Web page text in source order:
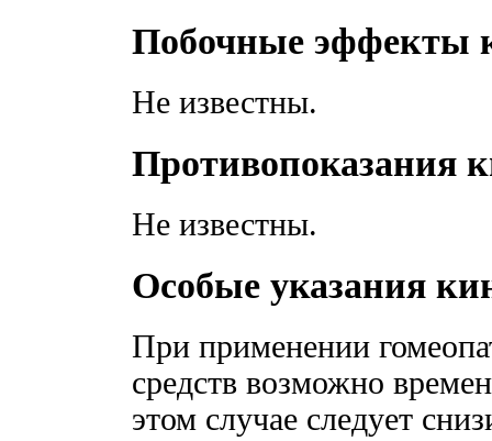
Побочные эффекты
Не известны.
Противопоказания
Не известны.
Особые указания
При применении
средств возможно
этом случае следует